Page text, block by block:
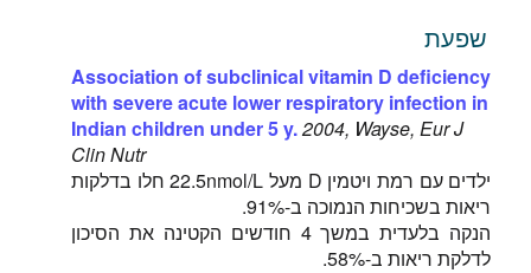
שפעת
Association of subclinical vitamin D deficiency
with severe acute lower respiratory infection in
Indian children under 5 y.2004, Wayse, Eur J
Clin Nutr
ילדים עם רמת ויטמין D מעל 22.5nmol/L חלו בדלקות
ריאות בשכיחות הנמוכה ב-91%.
הנקה בלעדית במשך 4 חודשים הקטינה את הסיכון
לדלקת ריאות ב-58%.